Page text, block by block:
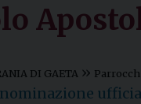
DI GAETA »